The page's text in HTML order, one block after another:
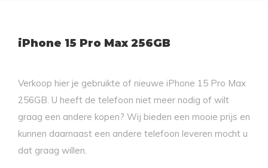
iPhone 15 Pro Max 256GB
Verkoop hier je gebruikte of nieuwe iPhone 15 Pro Max
256GB. U heeft de telefoon niet meer nodig of wilt
graag een andere kopen? Wij bieden een mooie prijs en
kunnen daarnaast een andere telefoon leveren mocht u
dat graag willen.